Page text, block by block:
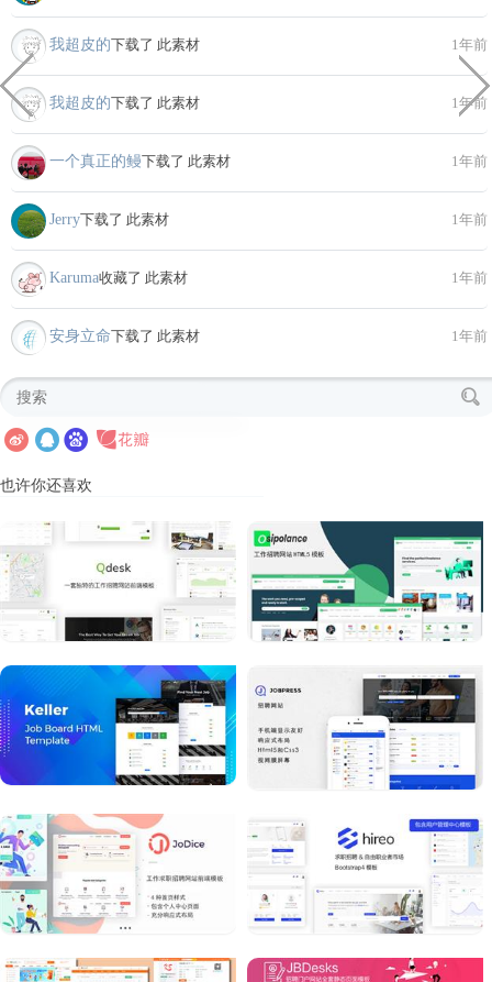
我超皮的下载了 此素材 1年前
我超皮的下载了 此素材 1年前
一个真正的鳗下载了 此素材 1年前
Jerry下载了 此素材 1年前
Karuma收藏了 此素材 1年前
安身立命下载了 此素材 1年前
也许你还喜欢